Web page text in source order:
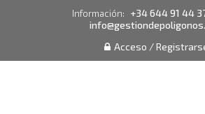
Información: +34 644 91 44
Acceso /